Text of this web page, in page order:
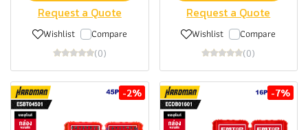
Request a Quote
Wishlist Compare
(0)
Request a Quote
Wishlist Compare
(0)
-2% -7%